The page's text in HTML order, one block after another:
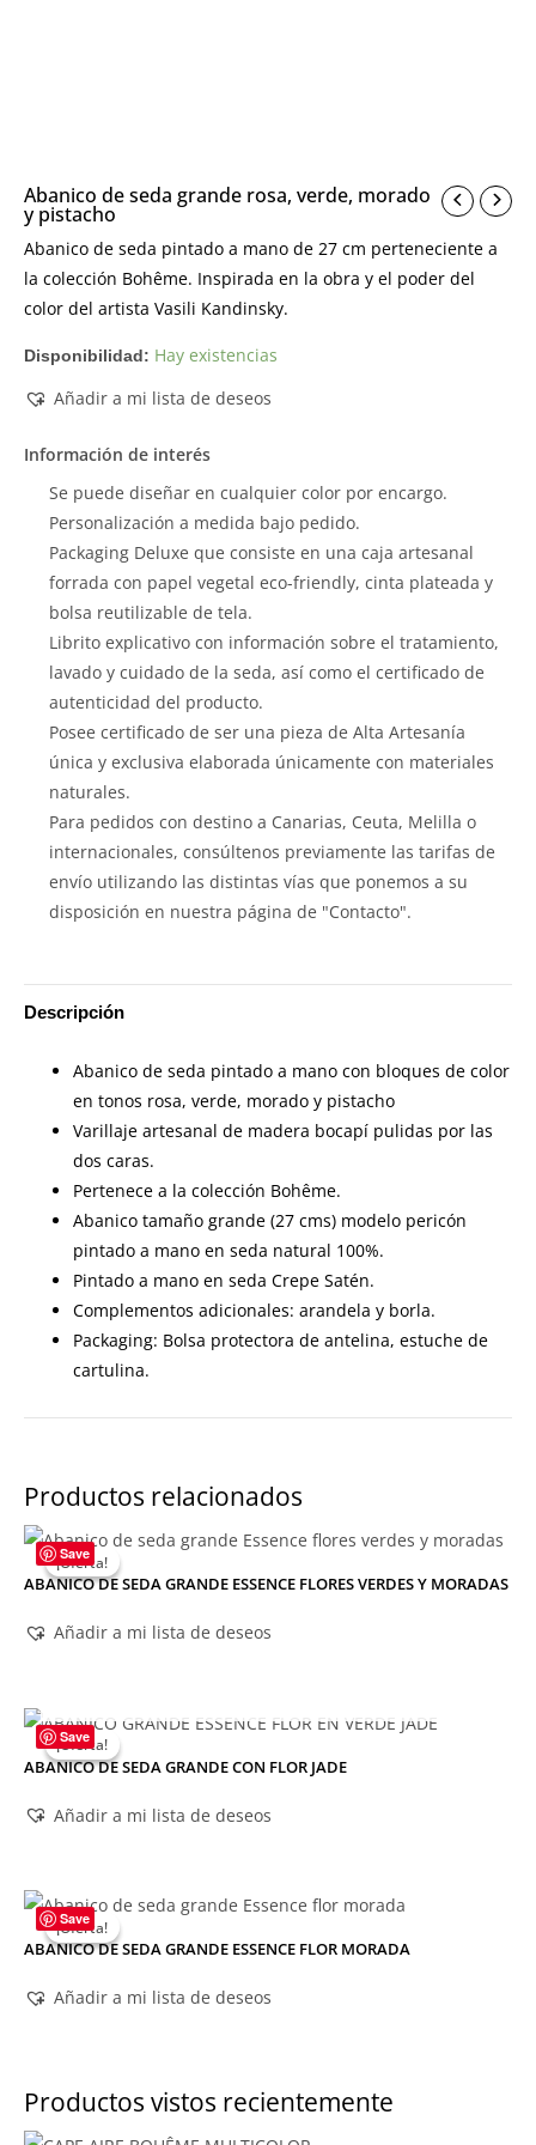
Abanico de seda grande rosa, verde, morado
y pistacho
Abanico de seda pintado a mano de 27 cm perteneciente a
la colección Bohême. Inspirada en la obra y el poder del
color del artista Vasili Kandinsky.
Disponibilidad: Hay existencias
Añadir a mi lista de deseos
Información de interés
Se puede diseñar en cualquier color por encargo.
Personalización a medida bajo pedido.
Packaging Deluxe que consiste en una caja artesanal
forrada con papel vegetal eco-friendly, cinta plateada y
bolsa reutilizable de tela.
Librito explicativo con información sobre el tratamiento,
lavado y cuidado de la seda, así como el certificado de
autenticidad del producto.
Posee certificado de ser una pieza de Alta Artesanía
única y exclusiva elaborada únicamente con materiales
naturales.
Para pedidos con destino a Canarias, Ceuta, Melilla o
internacionales, consúltenos previamente las tarifas de
envío utilizando las distintas vías que ponemos a su
disposición en nuestra página de "Contacto".
Descripción
Abanico de seda pintado a mano con bloques de color
en tonos rosa, verde, morado y pistacho
Varillaje artesanal de madera bocapí pulidas por las
dos caras.
Pertenece a la colección Bohême.
Abanico tamaño grande (27 cms) modelo pericón
pintado a mano en seda natural 100%.
Pintado a mano en seda Crepe Satén.
Complementos adicionales: arandela y borla.
Packaging: Bolsa protectora de antelina, estuche de
cartulina.
Productos relacionados
Save
¡Oferta!
¡Oferta!
ABANICO DE SEDA GRANDE ESSENCE FLORES VERDES Y MORADAS
Añadir a mi lista de deseos
Save
¡Oferta!
¡Oferta!
ABANICO DE SEDA GRANDE CON FLOR JADE
Añadir a mi lista de deseos
Save
¡Oferta!
¡Oferta!
ABANICO DE SEDA GRANDE ESSENCE FLOR MORADA
Añadir a mi lista de deseos
Productos vistos recientemente